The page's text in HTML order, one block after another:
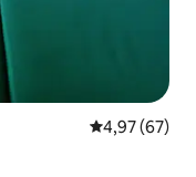
Évaluation
4,97 (67)